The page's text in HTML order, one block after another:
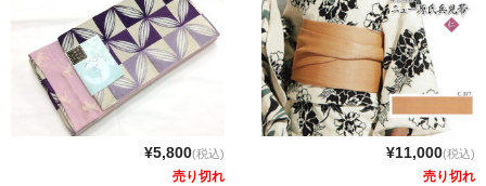
¥5,800(税込)
売り切れ
¥11,000(税込)
売り切れ